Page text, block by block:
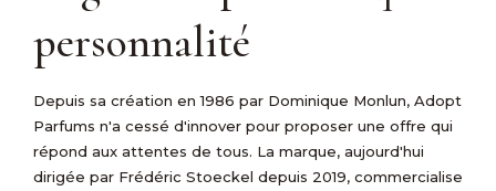
personnalité
Depuis sa création en 1986 par Dominique Monlun, Adopt
Parfums n'a cessé d'innover pour proposer une offre qui
répond aux attentes de tous. La marque, aujourd'hui
dirigée par Frédéric Stoeckel depuis 2019, commercialise